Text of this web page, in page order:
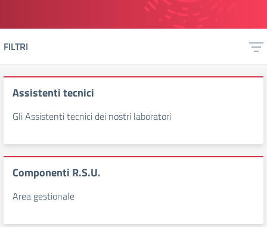
FILTRI
Assistenti tecnici
Gli Assistenti tecnici dei nostri laboratori
Componenti R.S.U.
Area gestionale